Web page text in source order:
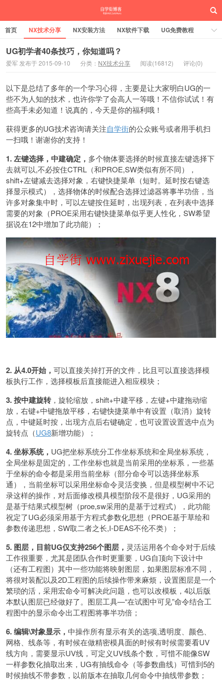
首页 NX技术分享 NX安装方法 NX软件下载
UG免费教程
UG编程加工
SW安装方法 SW技术分享
UG实战营
UG初学者40条技巧，你知道吗？
爱军 发布于 2015-09-10 分类： NX技术分享 阅读(16812) 评论(0)
以下是总结了多年的一个学习心得，主要是让大家明白UG的一
些不为人知的技术，也许你学了会高人一等哦！不信你试试！有
些高手未必知道！说真的，今天是你的福利哦！
获得更多的UG技术咨询请关注自学街的公众账号或者用手机扫
一扫哦！谢谢你的支持！
1. 左键选择，中建确定， 多个物体要选择的时候直接左键选择下
去就可以,不必按住CTRL（和PROE,SW类似有所不同），
shift+左键减去选择对象，右键快捷菜单（短时。延时按右键选
择显示模式），选择物体的时候配合选择过滤器将事半功倍，当
许多对象集中时，可以左键按住延时，出现列表，在列表中选择
需要的对象（PROE采用右键快捷菜单似乎更人性化，SW希望
据说在12中增加了此功能）；
2. 从4.0开始， 可以直接关掉打开的文件，比且可以直接选择模
板执行工作，选择模板后直接能进入相应模块；
3. 按中建旋转，旋轮缩放，shift+中建平移，左键+中建拖动缩
放，右键+中键拖放平移，右键快捷菜单中有设置（取消）旋转
点，中键延时按，出现方点后右键确定，也可设置设置选中点为
旋转点（UG8新增功能）；
4. 坐标系统， UG把坐标系统分工作坐标系统和全局坐标系统，
全局坐标是固定的，工作坐标也就是当前采用的坐标系，一些基
于坐标的命令都是采用当前坐标（部分命令可以选择坐标系
通），当前坐标可以采用坐标命令灵活变换，但是模型树中不记
录这样的操作，对后面修改模具模型阶段不是很好，UG采用的
是基于结果式模型树（proe,sw采用的是基于过程式），此功能
祝定了UG必须采用基于方程式参数化思想（PROE基于草绘和
参数传递思想，SW取二者之长,I-DEAS不伦不类）；
5. 图层，目前UG仅支持256个图层， 灵活运用各个命令对于后续
工作很重要，尤其是团队合作时更重要，UG自顶向下设计中
（还有工程图）其中一些功能将映射图层，如果图层标准不同，
将很对装配以及2D工程图的后续操作带来麻烦，设置图层是一个
繁琐的活，采用宏命令可解决此问题，也可以改模板，4以后版
本默认图层已经做好了。图层工具—“在试图中可见”命令结合工
程图中的显示命令出工程图将事半功倍；
6. 编辑\对象显示， 中操作所有显示有关的选项,透明度、颜色、
网格、线条等，有时候在做精密模具面的时候有时候需要看UV
线方向，需要显示UV线，可定义UV线条个数，可惜不能像SW
一样参数化抽取出来，UG有抽线命令（等参数曲线）可惜到5的
时候抽线不带参数，以前版本在抽取几何命令中抽线带参数；